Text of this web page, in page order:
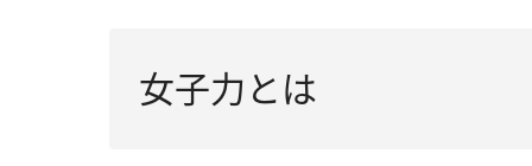
女子力とは